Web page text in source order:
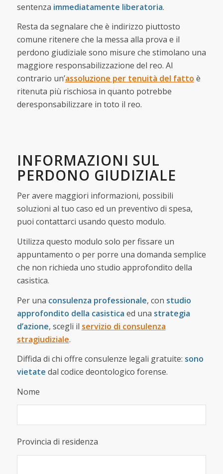
sentenza immediatamente liberatoria.
Resta da segnalare che è indirizzo piuttosto
comune ritenere che la messa alla prova e il
perdono giudiziale sono misure che stimolano una
maggiore responsabilizzazione del reo. Al
contrario un’assoluzione per tenuità del fatto è
ritenuta più rischiosa in quanto potrebbe
deresponsabilizzare in toto il reo.
INFORMAZIONI SUL
PERDONO GIUDIZIALE
Per avere maggiori informazioni, possibili
soluzioni al tuo caso ed un preventivo di spesa,
puoi contattarci usando questo modulo.
Utilizza questo modulo solo per fissare un
appuntamento o per porre una domanda semplice
che non richieda uno studio approfondito della
casistica.
Per una consulenza professionale, con studio
approfondito della casistica ed una strategia
d’azione, scegli il servizio di consulenza
stragiudiziale.
Diffida di chi offre consulenze legali gratuite: sono
vietate dal codice deontologico forense.
Nome
Provincia di residenza